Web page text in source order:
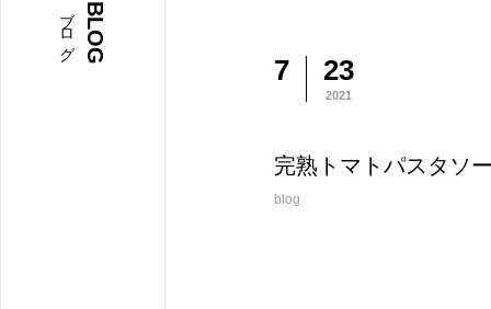
BLOG
ブログ
7 23
2021
完熟トマトパスタソ
blog